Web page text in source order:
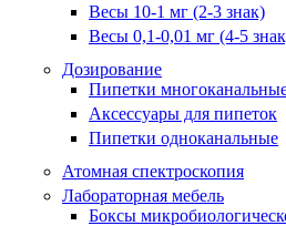
Весы 10-1 мг (2-3 знак)
Весы 0,1-0,01 мг (4-5
Дозирование
Пипетки
Аксессуары для пипеток
Пипетки одноканальные
Атомная спектроскопия
Лабораторная мебель
Боксы